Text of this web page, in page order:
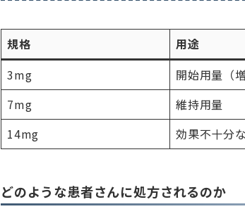
規格 用途
3mg
開始用量（
7mg
維持用量
14mg
効果不十分
どのような患者さんに処方されるのか